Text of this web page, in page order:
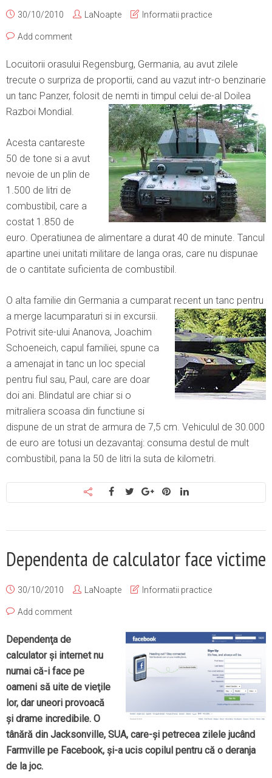
30/10/2010 LaNoapte Informatii practice
Add comment
Locuitorii orasului Regensburg, Germania, au avut zilele
trecute o surpriza de proportii, cand au vazut intr-o benzinarie
un tanc Panzer, folosit de nemti in timpul celui de-al Doilea
Razboi Mondial.
Acesta cantareste
50 de tone si a avut
nevoie de un plin de
1.500 de litri de
combustibil, care a
costat 1.850 de
euro. Operatiunea de alimentare a durat 40 de minute. Tancul
apartine unei unitati militare de langa oras, care nu dispunae
de o cantitate suficienta de combustibil.
O alta familie din Germania a cumparat recent un tanc pentru
a merge lacumparaturi si in excursii.
Potrivit site-ului Ananova, Joachim
Schoeneich, capul familiei, spune ca
a amenajat in tanc un loc special
pentru fiul sau, Paul, care are doar
doi ani. Blindatul are chiar si o
mitraliera scoasa din functiune si
dispune de un strat de armura de 7,5 cm. Vehiculul de 30.000
de euro are totusi un dezavantaj: consuma destul de mult
combustibil, pana la 50 de litri la suta de kilometri.
Dependenta de calculator face victime
30/10/2010 LaNoapte Informatii practice
Add comment
Dependenţa de
calculator şi internet nu
numai că-i face pe
oameni să uite de vieţile
lor, dar uneori provoacă
şi drame incredibile. O
tânără din Jacksonville, SUA, care-şi petrecea zilele jucând
Farmville pe Facebook, şi-a ucis copilul pentru că o deranja
de la joc.